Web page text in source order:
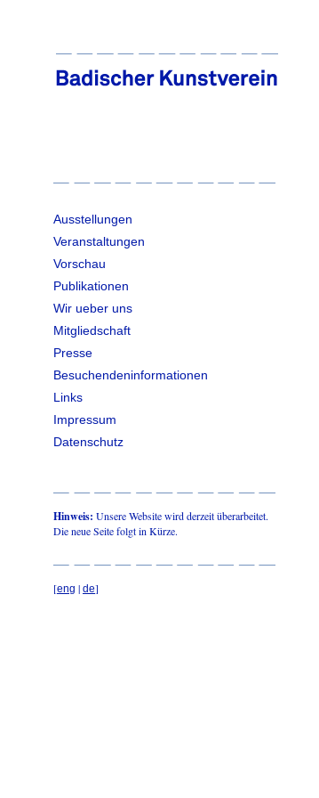
Ausstellungen
Veranstaltungen
Vorschau
Publikationen
Wir ueber uns
Mitgliedschaft
Presse
Besuchendeninformationen
Links
Impressum
Datenschutz
Hinweis: Unsere Website wird derzeit überarbeitet.
Die neue Seite folgt in Kürze.
[eng | de]